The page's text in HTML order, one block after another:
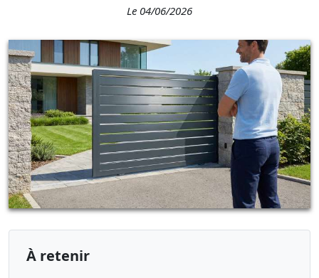
Le 04/06/2026
À retenir